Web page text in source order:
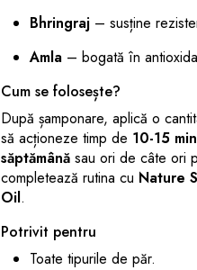
Bhringraj – susține
Amla – bogată în
Cum se folosește?
După șamponare, aplică o
să acționeze timp de 10-15
săptămână sau ori de câte ori
completează rutina cu Nature
Oil.
Potrivit pentru
Toate tipurile de păr.